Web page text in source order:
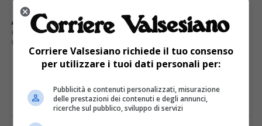
ARGOMENTI CORRELATI:
“MASCHE E FOLLETTI DEL BOSCO”
GIORGIO MILANOLO
MICRO-SCULTURE
MOSTRA
Corriere Valsesiano richiede il tuo consenso
per utilizzare i tuoi dati personali per:
Pubblicità e contenuti personalizzati, misurazione
delle prestazioni dei contenuti e degli annunci,
ricerche sul pubblico, sviluppo di servizi